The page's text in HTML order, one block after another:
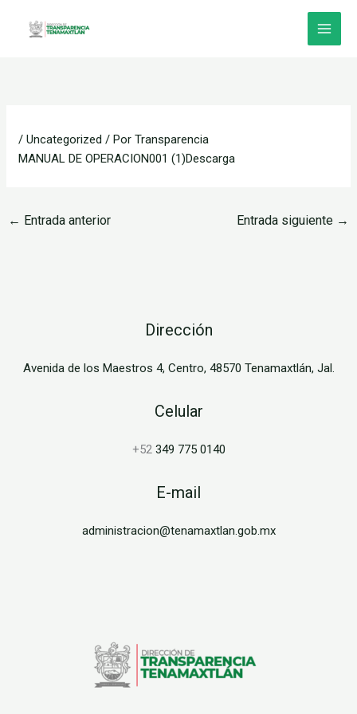
/Uncategorized / PorTransparencia
MANUAL DE OPERACION001 (1)Descarga
← Entrada anterior Entrada siguiente →
Dirección
Avenida de los Maestros 4, Centro, 48570 Tenamaxtlán, Jal.
Celular
+52 349 775 0140
E-mail
administracion@tenamaxtlan.gob.mx